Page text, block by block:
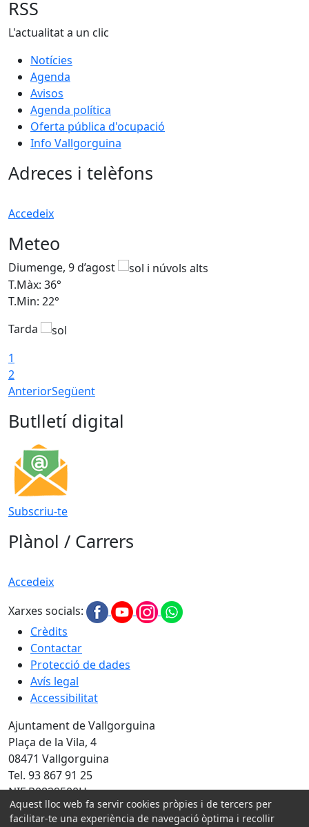
RSS
L'actualitat a un clic
Notícies
Agenda
Avisos
Agenda política
Oferta pública d'ocupació
Info Vallgorguina
Adreces i telèfons
Accedeix
Meteo
Diumenge, 9 d’agost
T.Màx: 36°
T.Min: 22°
Tarda
1
2
AnteriorSegüent
Butlletí digital
Subscriu-te
Plànol / Carrers
Accedeix
Xarxes socials:
Crèdits
Contactar
Protecció de dades
Avís legal
Accessibilitat
Ajuntament de Vallgorguina
Plaça de la Vila, 4
08471 Vallgorguina
Tel. 93 867 91 25
NIF P0829500H
Amb la col·laboració de:
Aquest lloc web fa servir cookies pròpies i de tercers per
facilitar-te una experiència de navegació òptima i recollir